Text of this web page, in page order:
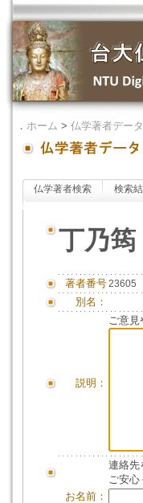
． ホーム > 仏学著者デー
仏学著者検索 検索
丁乃筠
著者番号23605
別名：
説明：
ご意見
連絡先
ご安心
お名前：